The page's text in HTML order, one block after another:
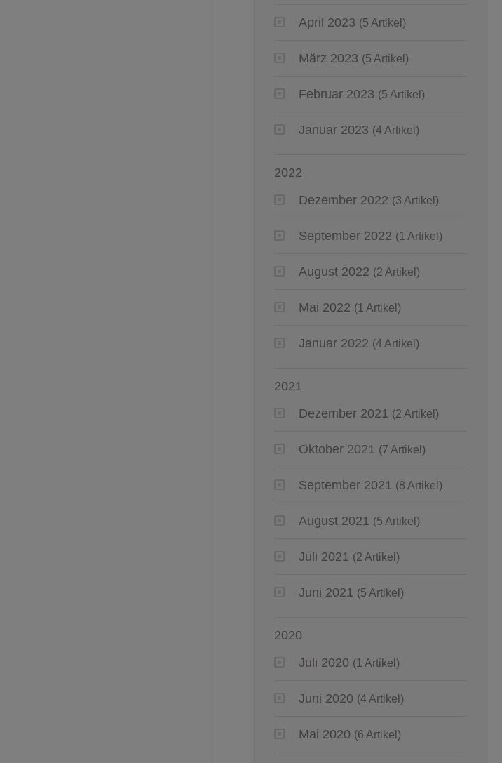
April 2023 (5 Artikel)
März 2023 (5 Artikel)
Februar 2023 (5 Artikel)
Januar 2023 (4 Artikel)
2022
Dezember 2022 (3 Artikel)
September 2022 (1 Artikel)
August 2022 (2 Artikel)
Mai 2022 (1 Artikel)
Januar 2022 (4 Artikel)
2021
Dezember 2021 (2 Artikel)
Oktober 2021 (7 Artikel)
September 2021 (8 Artikel)
August 2021 (5 Artikel)
Juli 2021 (2 Artikel)
Juni 2021 (5 Artikel)
2020
Juli 2020 (1 Artikel)
Juni 2020 (4 Artikel)
Mai 2020 (6 Artikel)